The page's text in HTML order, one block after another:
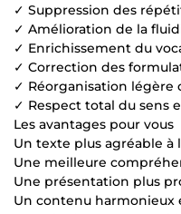
✓ Suppression des
✓ Amélioration de la
✓ Enrichissement du
✓ Correction des
✓ Réorganisation légère
✓ Respect total du sens
Les avantages pour vous
Un texte plus agréable à
Une meilleure
Une présentation plus
Un contenu harmonieux